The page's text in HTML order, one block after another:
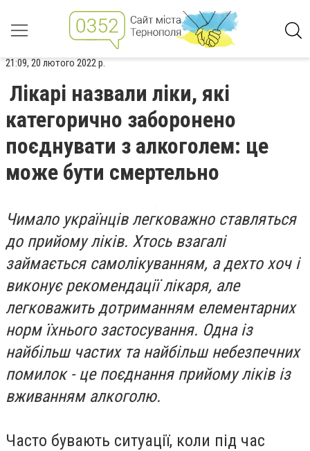
21:09, 20 лютого 2022 р.
Лікарі назвали ліки, які
категорично заборонено
поєднувати з алкоголем: це
може бути смертельно
Чимало українців легковажно ставляться
до прийому ліків. Хтось взагалі
займається самолікуванням, а дехто хоч і
виконує рекомендації лікаря, але
легковажить дотриманням елементарних
норм їхнього застосування. Одна із
найбільш частих та найбільш небезпечних
помилок - це поєднання прийому ліків із
вживанням алкоголю.
Часто бувають ситуації, коли під час